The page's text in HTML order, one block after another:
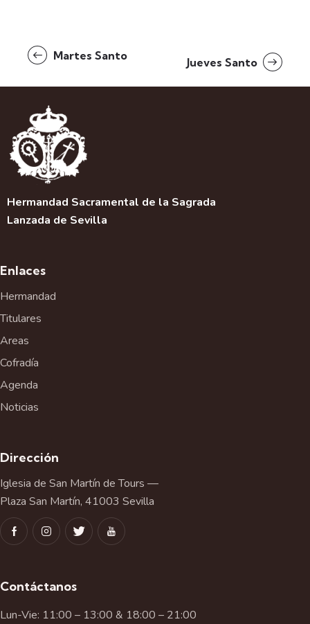
N
a
v
g
a
c
i
n
d
E
e
n
t
Martes Santo Jueves Santo
Hermandad Sacramental de la Sagrada
Lanzada de Sevilla
Enlaces
Hermandad
Titulares
Areas
Cofradía
Agenda
Noticias
Dirección
Iglesia de San Martín de Tours —
Plaza San Martín, 41003 Sevilla
Contáctanos
Lun-Vie: 11:00 – 13:00 & 18:00 – 21:00